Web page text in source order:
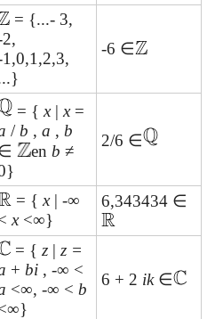
= {...- 3,
-6 ∈
= { x| x=
/b , a , b
en b ≠
2/6 ∈
= { x| -∞
x<∞}
6,343434 ∈
= { z | z =
+ bi , -∞ <
<∞, -∞ < b
6 + 2 ik∈